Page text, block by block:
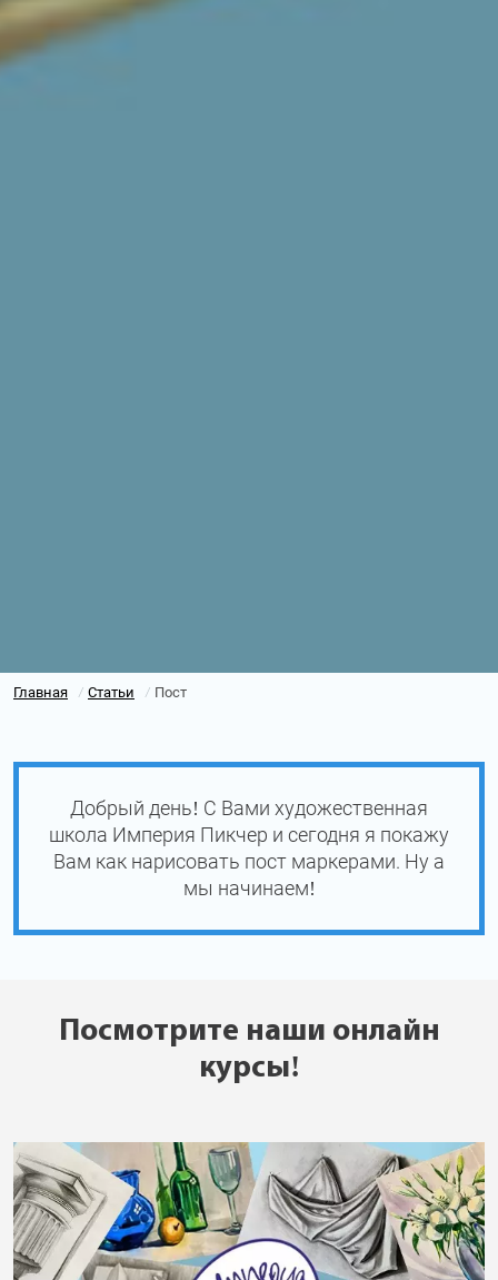
Главная / Статьи / Пост
Добрый день! С Вами художественная
школа Империя Пикчер и сегодня я покажу
Вам как нарисовать пост маркерами. Ну а
мы начинаем!
Посмотрите наши онлайн
курсы!